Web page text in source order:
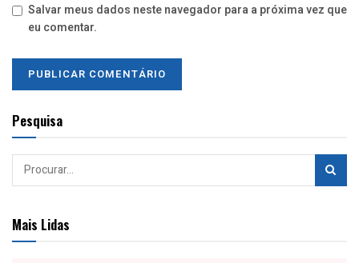
Salvar meus dados neste navegador para a próxima vez que
eu comentar.
Pesquisa
Mais Lidas